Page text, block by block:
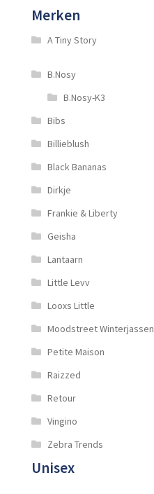
Merken
A Tiny Story
B.Nosy
B.Nosy-K3
Bibs
Billieblush
Black Bananas
Dirkje
Frankie & Liberty
Geisha
Lantaarn
Little Levv
Looxs Little
Moodstreet Winterjassen
Petite Maison
Raizzed
Retour
Vingino
Zebra Trends
Unisex